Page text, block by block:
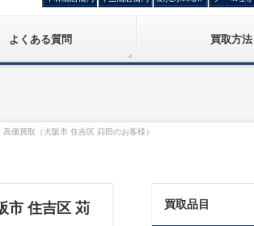
よくある質問 買取方法
価買取（大阪市 住吉区 苅田のお客様）
市 住吉区 苅
買取品目